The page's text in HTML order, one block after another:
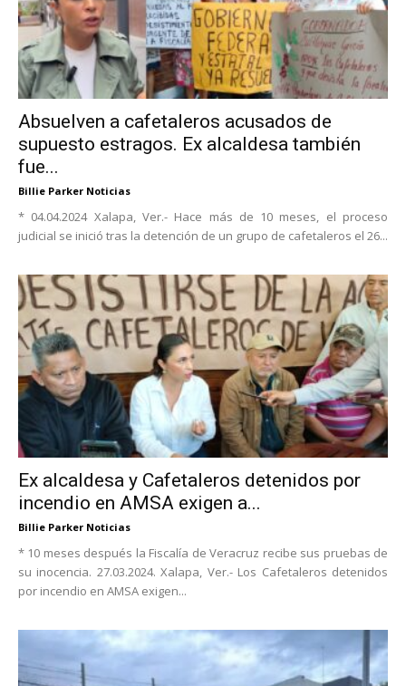
Absuelven a cafetaleros acusados de
supuesto estragos. Ex alcaldesa también
fue...
Billie Parker Noticias
* 04.04.2024 Xalapa, Ver.- Hace más de 10 meses, el proceso
judicial se inició tras la detención de un grupo de cafetaleros el 26...
Ex alcaldesa y Cafetaleros detenidos por
incendio en AMSA exigen a...
Billie Parker Noticias
* 10 meses después la Fiscalía de Veracruz recibe sus pruebas de
su inocencia. 27.03.2024. Xalapa, Ver.- Los Cafetaleros detenidos
por incendio en AMSA exigen...